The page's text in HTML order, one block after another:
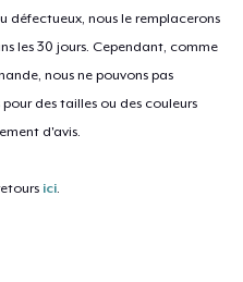
défectueux, nous le remplacerons
les 30 jours. Cependant, comme
nous ne pouvons pas
des tailles ou des couleurs
d'avis.
ici.